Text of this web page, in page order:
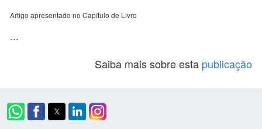
Artigo apresentado no Capítulo de Livro
...
Saiba mais sobre esta publicação